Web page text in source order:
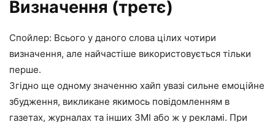
Визначення (третє)
Спойлер: Всього у даного слова цілих чотири
визначення, але найчастіше використовується тільки
перше.
Згідно ще одному значенню хайп увазі сильне емоційне
збудження, викликане якимось повідомленням в
газетах, журналах та інших ЗМІ або ж у рекламі. При